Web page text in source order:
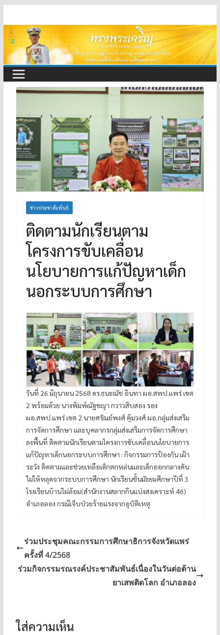
to
content
ข่าวประชาสัมพันธ์
ติดตามนักเรียนตาม
โครงการขับเคลื่อน
นโยบายการแก้ปัญหาเด็ก
นอกระบบการศึกษา
วันที่ 26 มิถุนายน 2568 ดร.ธนะณัช อินทา ผอ.สพป.แพร่ เขต
2 พร้อมด้วย นางพิมพ์ณัฐชญา กวาวสิบสอง รอง
ผอ.สพป.แพร่ เขต 2 นายศรัณย์พงศ์ คุ้มวงศ์ ผอ.กลุ่มส่งเสริม
การจัดการศึกษา และบุคลากรกลุ่มส่งเสริมการจัดการศึกษา
ลงพื้นที่ ติดตามนักเรียนตามโครงการขับเคลื่อนนโยบายการ
แก้ปัญหาเด็กนอกระบบการศึกษา : กิจกรรมการป้องกัน เฝ้า
ระวัง ติดตามและช่วยเหลือเด็กตกหล่นและเด็กออกกลางคัน
ไม่ให้หลุดจากระบบการศึกษา นักเรียนชั้นมัธยมศึกษาปีที่ 3
โรงเรียนบ้านไผ่ล้อม(สำนักงานสลากกินแบ่งสงเคราะห์ 46)
อำเภอลอง กรณีเจ็บป่วยร้ายแรงจากอุบัติเหตุ
ร่วมประชุมคณะกรรมการศึกษาธิการจังหวัดแพร่
ครั้งที่ 4/2568
ร่วมกิจกรรมรณรงค์ประชาสัมพันธ์เนื่องในวันต่อต้าน
ยาเสพติดโลก อำเภอลอง
ใส่ความเห็น